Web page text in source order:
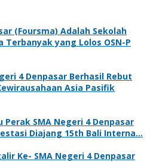
(Foursma) Adalah Sekolah
Terbanyak yang Lolos OSN-P
4 Denpasar Berhasil Rebut
Asia Pasifik
Perak SMA Negeri 4 Denpasar
Diajang 15th Bali Interna…
Ke- SMA Negeri 4 Denpasar